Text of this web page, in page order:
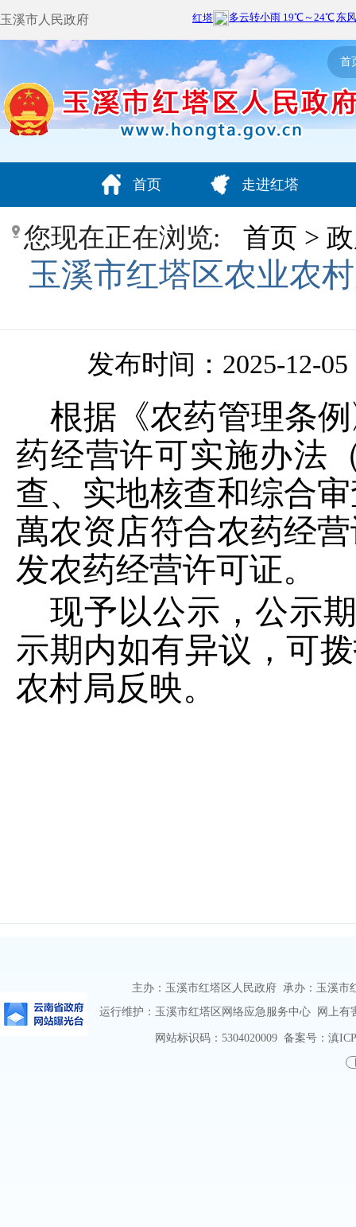
玉溪市人民政府
首
首页 走进红塔
您现在正在浏览: 首页 >
玉溪市红塔区农业农
发布时间：2025-12-05
根据《农药管理条
药经营许可实施办法
查、实地核查和综合
萬农资店符合农药经
发农药经营许可证。
现予以公示，公示
示期内如有异议，可
农村局反映。
主办：玉溪市红塔区人民政府 承办：玉溪市
运行维护：玉溪市红塔区网络应急服务中心 网上有
网站标识码：5304020009备案号：滇